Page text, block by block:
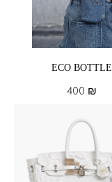
ECO BOTTLE
400 ₪